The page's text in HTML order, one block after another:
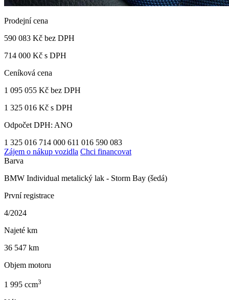
Prodejní cena
590 083 Kč bez DPH
714 000 Kč s DPH
Ceníková cena
1 095 055 Kč bez DPH
1 325 016 Kč s DPH
Odpočet DPH: ANO
1 325 016 714 000 611 016 590 083
Zájem o nákup vozidla Chci financovat
Barva
BMW Individual metalický lak - Storm Bay (šedá)
První registrace
4/2024
Najeté km
36 547 km
Objem motoru
1 995 ccm3